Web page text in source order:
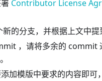
Contributor License
的分支，并根据上文中提
，请将多余的 commit
加模版中要求的内容即